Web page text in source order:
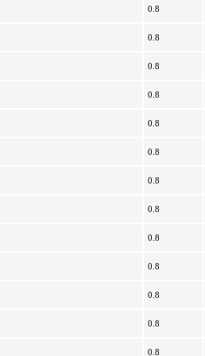
0.8
0.8
0.8
0.8
0.8
0.8
0.8
0.8
0.8
0.8
0.8
0.8
0.8